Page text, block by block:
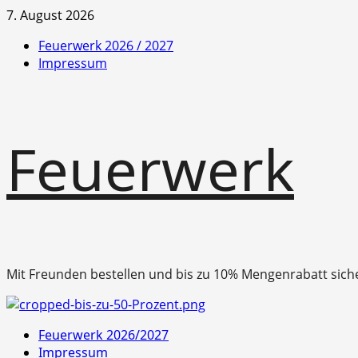
Zum
springen
7. August 2026
Feuerwerk 2026 / 2027
Impressum
Feuerwerk
Mit Freunden bestellen und bis zu 10% Mengenrabatt
Primäres
Menü
Feuerwerk 2026/2027
Impressum